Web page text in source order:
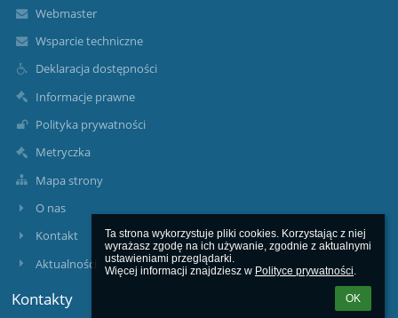
Ta strona wykorzystuje pliki cookies. Korzystając z niej
wyrażasz zgodę na ich używanie, zgodnie z aktualnymi
ustawieniami przeglądarki.
Więcej informacji znajdziesz w Polityce prywatności.
OK
Webmaster
Wsparcie techniczne
Deklaracja dostępności
Informacje prawne
Polityka prywatności
Metryczka
Mapa strony
O nas
Kontakt
Aktualności
Kontakty